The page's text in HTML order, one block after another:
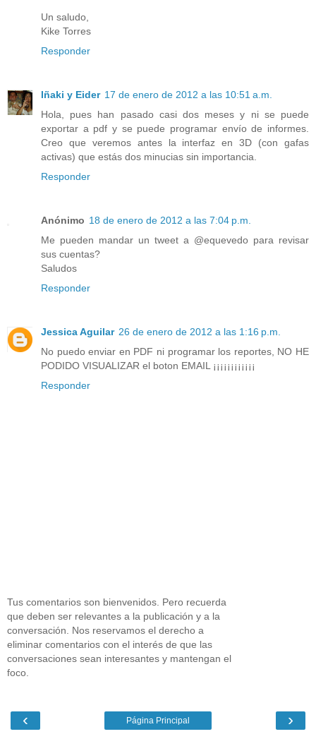
Un saludo,
Kike Torres
Responder
Iñaki y Eider 17 de enero de 2012 a las 10:51 a.m.
Hola, pues han pasado casi dos meses y ni se puede
exportar a pdf y se puede programar envío de informes.
Creo que veremos antes la interfaz en 3D (con gafas
activas) que estás dos minucias sin importancia.
Responder
Anónimo 18 de enero de 2012 a las 7:04 p.m.
Me pueden mandar un tweet a @equevedo para revisar
sus cuentas?
Saludos
Responder
Jessica Aguilar 26 de enero de 2012 a las 1:16 p.m.
No puedo enviar en PDF ni programar los reportes, NO HE
PODIDO VISUALIZAR el boton EMAIL ¡¡¡¡¡¡¡¡¡¡¡¡
Responder
Tus comentarios son bienvenidos. Pero recuerda
que deben ser relevantes a la publicación y a la
conversación. Nos reservamos el derecho a
eliminar comentarios con el interés de que las
conversaciones sean interesantes y mantengan el
foco.
‹ ›
Página Principal